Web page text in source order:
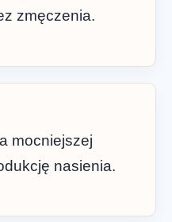
zmęczenia.
mocniejszej
nasienia.